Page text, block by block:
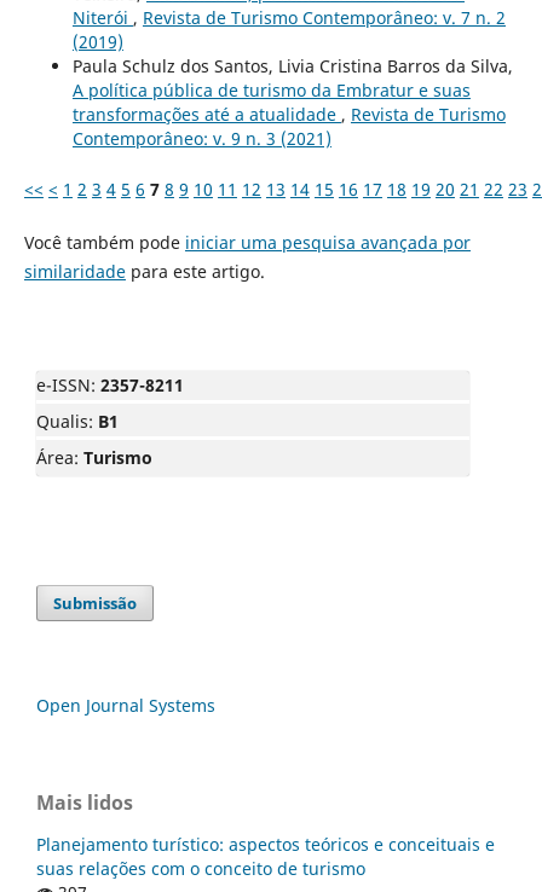
Niterói , Revista de Turismo Contemporâneo: v. 7 n. 2
(2019)
Paula Schulz dos Santos, Livia Cristina Barros da Silva,
A política pública de turismo da Embratur e suas
transformações até a atualidade , Revista de Turismo
Contemporâneo: v. 9 n. 3 (2021)
<< < 1 2 3 4 5 6 7 8 9 10 11 12 13 14 15 16 17 18 19 20 21 22 23
Você também pode iniciar uma pesquisa avançada por
similaridadepara este artigo.
e-ISSN: 2357-8211
Qualis: B1
Área: Turismo
Submissão
Open Journal Systems
Mais lidos
Planejamento turístico: aspectos teóricos e conceituais e
suas relações com o conceito de turismo